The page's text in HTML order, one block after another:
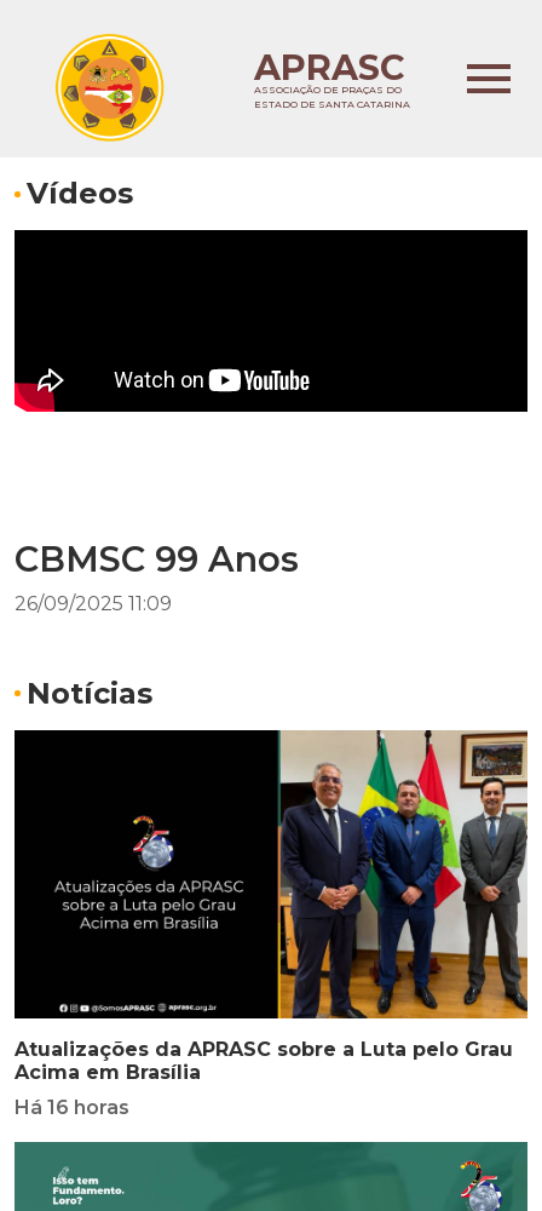
APRASC
ASSOCIAÇÃO DE PRAÇAS DO
ESTADO DE SANTA CATARINA
Vídeos
CBMSC 99 Anos
26/09/2025 11:09
Notícias
Atualizações da APRASC sobre a Luta pelo Grau
Acima em Brasília
Há 16 horas